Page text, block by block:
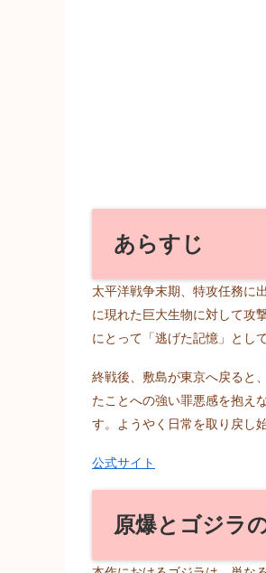
あらすじ
太平洋戦争末期、特攻任務に
に現れた巨大生物に対して攻
にとって「逃げた記憶」とし
終戦後、敷島が東京へ戻ると
たことへの強い罪悪感を抱え
す。ようやく日常を取り戻し
公式サイト
原爆とゴジラ